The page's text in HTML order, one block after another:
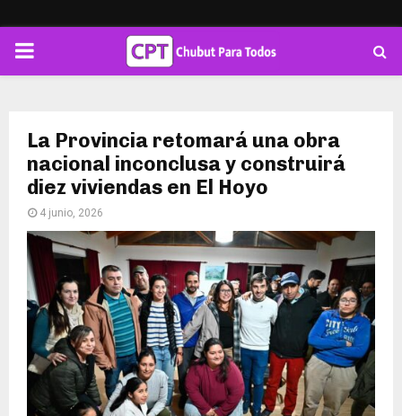
PRIMARY
La Provincia retomará una obra
nacional inconclusa y construirá
diez viviendas en El Hoyo
4 junio, 2026